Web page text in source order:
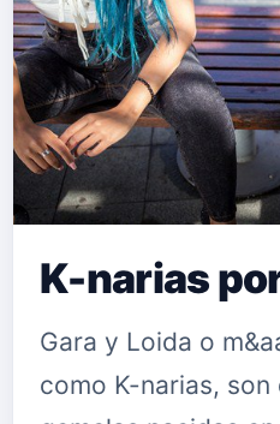
K-narias
Gara y Loida o
como K-narias, son